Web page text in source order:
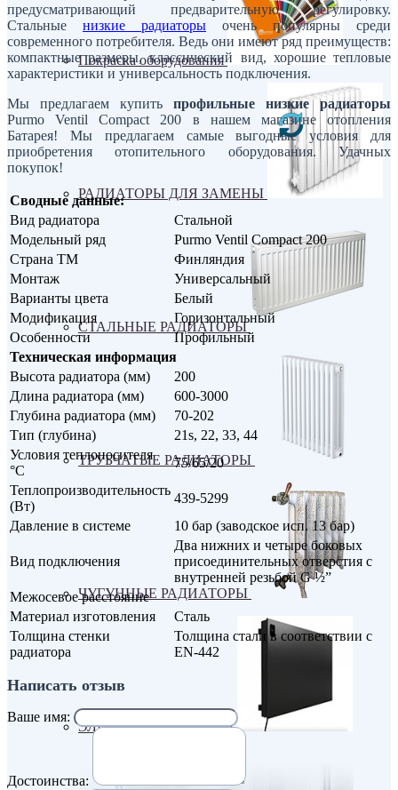
Покраска оборудования
РАДИАТОРЫ ДЛЯ ЗАМЕНЫ
СТАЛЬНЫЕ РАДИАТОРЫ
ТРУБЧАТЫЕ РАДИАТОРЫ
ЧУГУННЫЕ РАДИАТОРЫ
ЭЛЕКТРО РАДИАТОРЫ
предусматривающий предварительную регулировку.
Стальные низкие радиаторы очень популярны среди
современного потребителя. Ведь они имеют ряд преимуществ:
компактные размеры, классический вид, хорошие тепловые
характеристики и универсальность подключения.
Мы предлагаем купить профильные низкие радиаторы
Purmo Ventil Compact 200 в нашем магазине отопления
Батарея! Мы предлагаем самые выгодные условия для
приобретения отопительного оборудования. Удачных
покупок!
Сводные данные:
Вид радиатора
Стальной
Модельный ряд
Purmo Ventil Compact 200
Страна ТМ
Финляндия
Монтаж
Универсальный
Варианты цвета
Белый
Модификация
Горизонтальный
Особенности
Профильный
Техническая информация
Высота радиатора (мм)
200
Длина радиатора (мм)
600-3000
Глубина радиатора (мм)
70-202
Тип (глубина)
21s, 22, 33, 44
Условия теплоносителя
°С
75/65/20
Теплопроизводительность
(Вт)
439-5299
Давление в системе
10 бар (заводское исп. 13 бар)
Вид подключения
Два нижних и четыре боковых
присоединительных отверстия с
внутренней резьбой G ½”
Межосевое расстояние
Материал изготовления
Сталь
Толщина стенки
радиатора
Толщина стали в соответствии с
EN-442
Написать отзыв
Ваше имя:
Достоинства: